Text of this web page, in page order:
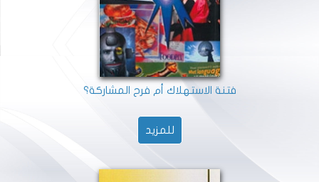
فتنة الاستهلاك أم فرح المشاركة؟
للمزيد